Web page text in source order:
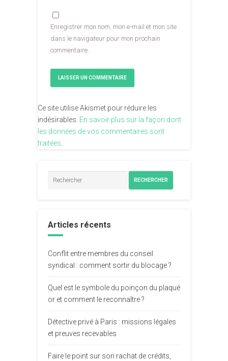
Enregistrer mon nom, mon e-mail et mon site
dans le navigateur pour mon prochain
commentaire.
Ce site utilise Akismet pour réduire les
indésirables. En savoir plus sur la façon dont
les données de vos commentaires sont
traitées
RECHERCHER
Articles récents
Conflit entre membres du conseil
syndical : comment sortir du blocage ?
Quel est le symbole du poinçon du plaqué
or et comment le reconnaître ?
Détective privé à Paris : missions légales
et preuves recevables
Faire le point sur son rachat de crédits,